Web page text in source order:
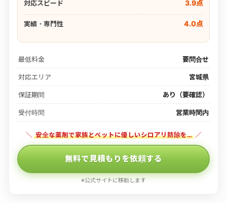
対応スピード 3.9点
実績・専門性 4.0点
最低料金 要問合せ
対応エリア 宮城県
保証期間 あり（要確認）
受付時間 営業時間内
＼ 安全な薬剤で家族とペットに優しいシロアリ防除を… ／
無料で見積もりを依頼する
※公式サイトに移動します